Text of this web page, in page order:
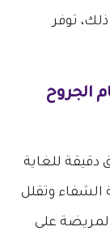
توفر
الجروح
للغاية
الشفاء وتقلل
على